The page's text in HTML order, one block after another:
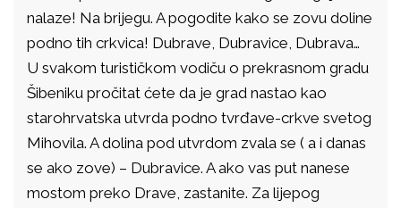
nalaze! Na brijegu. A pogodite kako se zovu doline
podno tih crkvica! Dubrave, Dubravice, Dubrava…
U svakom turističkom vodiču o prekrasnom gradu
Šibeniku pročitat ćete da je grad nastao kao
starohrvatska utvrda podno tvrđave-crkve svetog
Mihovila. A dolina pod utvrdom zvala se ( a i danas
se ako zove) – Dubravice. A ako vas put nanese
mostom preko Drave, zastanite. Za lijepog